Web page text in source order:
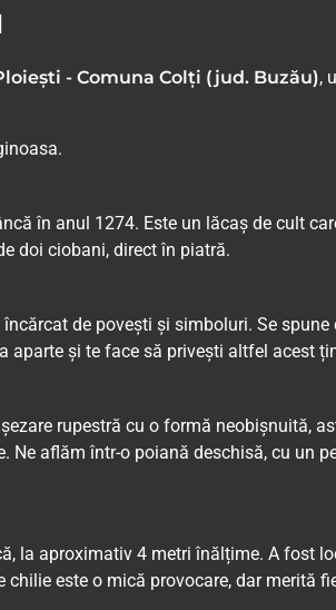
- Comuna Colți (jud. Buzău),
în anul 1274. Este un lăcaș de cult
doi ciobani, direct în piatră.
încărcat de povești și simboluri. Se spune
aparte și te face să privești altfel acest
rupestră cu o formă neobișnuită,
Ne aflăm într-o poiană deschisă, cu un
la aproximativ 4 metri înălțime. A fost
este o mică provocare, dar merită